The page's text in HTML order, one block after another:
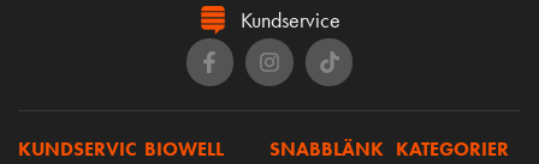
Kundservice
KUNDSERVIC BIOWELL
SNABBLÄNK KATEGORIER